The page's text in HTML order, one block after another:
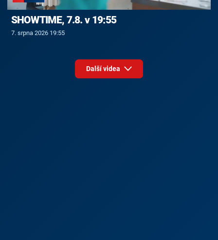
SHOWTIME, 7.8. v 19:55
7. srpna 2026 19:55
Další videa